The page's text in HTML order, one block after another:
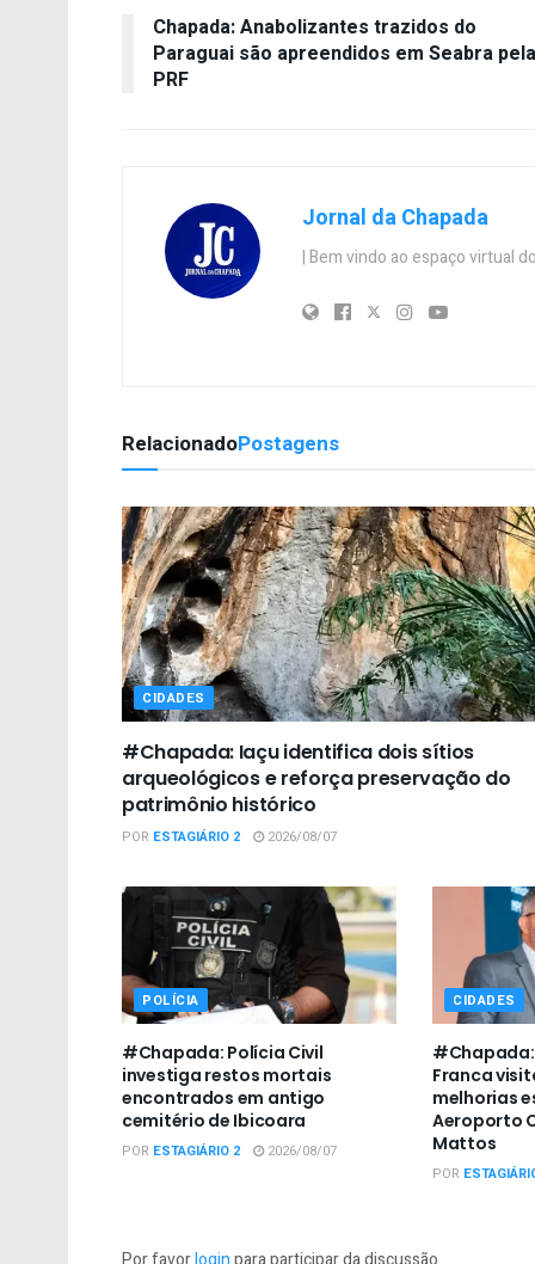
Chapada: Anabolizantes trazidos do
Paraguai são apreendidos em Seabra pela
PRF
Jornal da Chapada
| Bem vindo ao espaço virtual
RelacionadoPostagens
CIDADES
#Chapada: Iaçu identifica dois sítios
arqueológicos e reforça preservação do
patrimônio histórico
POR ESTAGIÁRIO 2 2026/08/07
POLÍCIA
#Chapada: Polícia Civil
investiga restos mortais
encontrados em antigo
cemitério de Ibicoara
POR ESTAGIÁRIO 2 2026/08/07
CIDADES
Franca
melhorias
Aeroporto
Mattos
POR